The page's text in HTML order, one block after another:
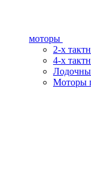
моторы
2-х
4-х
Моторы